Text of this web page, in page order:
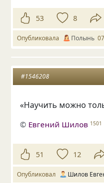
53 8
Опубликовала Полынь
#1546208
«Научить можно
© Евгений Шилов 1501
51 12
Опубликовал Шилов